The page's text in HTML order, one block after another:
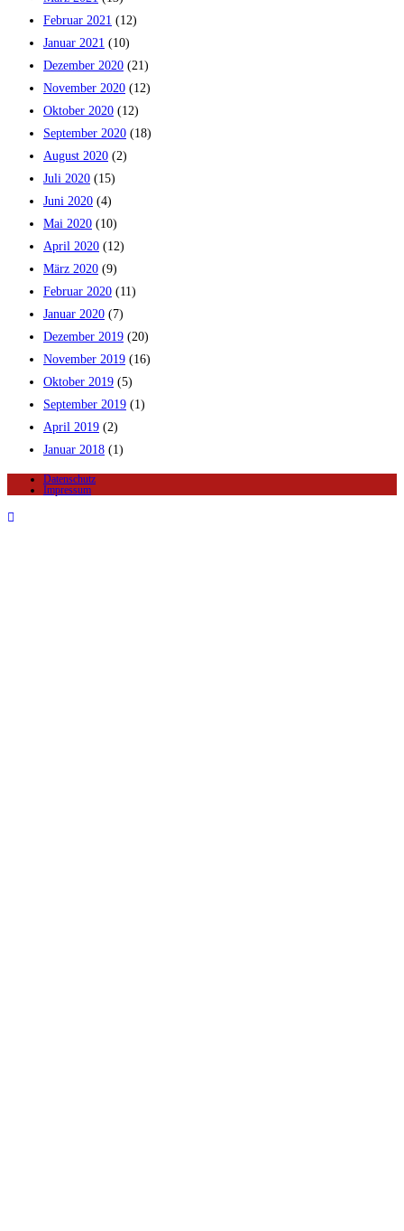
Februar 2021 (12)
Januar 2021 (10)
Dezember 2020 (21)
November 2020 (12)
Oktober 2020 (12)
September 2020 (18)
August 2020 (2)
Juli 2020 (15)
Juni 2020 (4)
Mai 2020 (10)
April 2020 (12)
März 2020 (9)
Februar 2020 (11)
Januar 2020 (7)
Dezember 2019 (20)
November 2019 (16)
Oktober 2019 (5)
September 2019 (1)
April 2019 (2)
Januar 2018 (1)
Datenschutz
Impressum